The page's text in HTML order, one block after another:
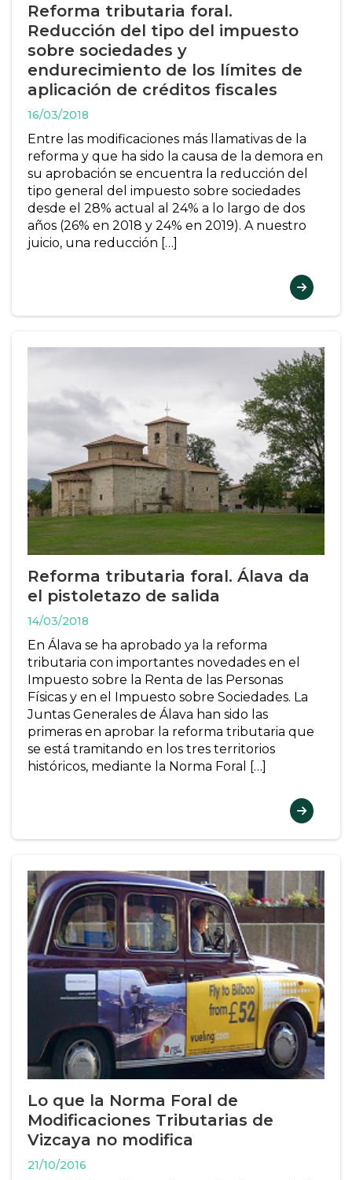
Reforma tributaria foral.
Reducción del tipo del impuesto
sobre sociedades y
endurecimiento de los límites de
aplicación de créditos fiscales
16/03/2018
Entre las modificaciones más llamativas de la
reforma y que ha sido la causa de la demora en
su aprobación se encuentra la reducción del
tipo general del impuesto sobre sociedades
desde el 28% actual al 24% a lo largo de dos
años (26% en 2018 y 24% en 2019). A nuestro
juicio, una reducción […]
Reforma tributaria foral. Álava da
el pistoletazo de salida
14/03/2018
En Álava se ha aprobado ya la reforma
tributaria con importantes novedades en el
Impuesto sobre la Renta de las Personas
Físicas y en el Impuesto sobre Sociedades. La
Juntas Generales de Álava han sido las
primeras en aprobar la reforma tributaria que
se está tramitando en los tres territorios
históricos, mediante la Norma Foral […]
Lo que la Norma Foral de
Modificaciones Tributarias de
Vizcaya no modifica
21/10/2016